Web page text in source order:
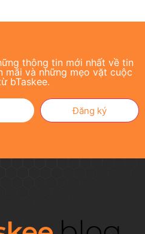
thông tin mới nhất về tin
mãi và những mẹo vặt cuộc
bTaskee.
Đăng ký